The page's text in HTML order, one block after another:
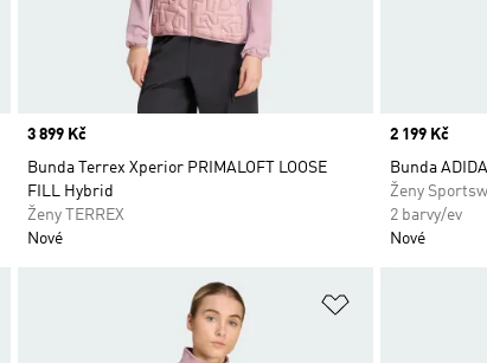
Price
3 899 Kč
Bunda Terrex Xperior PRIMALOFT LOOSE
FILL Hybrid
Ženy TERREX
Nové
Price
2 199 Kč
Bunda
Ženy
2 barvy/ev
Nové
Přidat do seznamu přání